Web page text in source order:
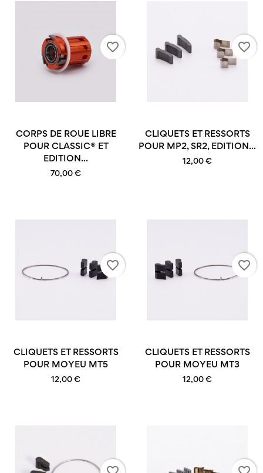
CORPS DE ROUE LIBRE
POUR CLASSIC® ET
EDITION...
70,00 €
favorite_border
CLIQUETS ET RESSORTS
POUR MP2, SR2, EDITION...
12,00 €
favorite_border
CLIQUETS ET RESSORTS
POUR MOYEU MT5
12,00 €
favorite_border
CLIQUETS ET RESSORTS
POUR MOYEU MT3
12,00 €
favorite_border